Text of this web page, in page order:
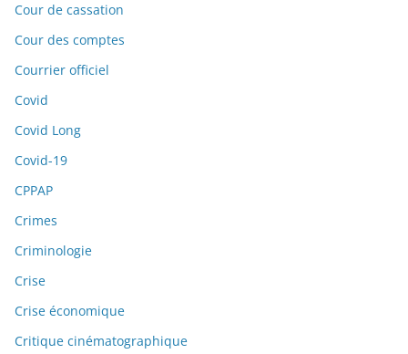
Cour de cassation
Cour des comptes
Courrier officiel
Covid
Covid Long
Covid-19
CPPAP
Crimes
Criminologie
Crise
Crise économique
Critique cinématographique